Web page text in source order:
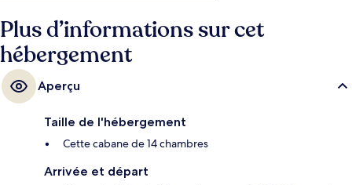
Plus d’informations sur cet
hébergement
Aperçu
Taille de l'hébergement
Cette cabane de 14 chambres
Arrivée et départ